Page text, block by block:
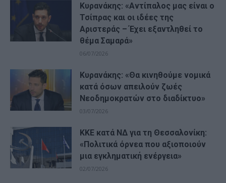
Κυρανάκης: «Aντίπαλος μας είναι ο
Τσίπρας και οι ιδέες της
Αριστεράς – Έχει εξαντληθεί το
θέμα Σαμαρά»
06/07/2026
Κυρανάκης: «Θα κινηθούμε νομικά
κατά όσων απειλούν ζωές
Νεοδημοκρατών στο διαδίκτυο»
03/07/2026
ΚΚΕ κατά ΝΔ για τη Θεσσαλονίκη:
«Πολιτικά όρνεα που αξιοποιούν
μια εγκληματική ενέργεια»
02/07/2026